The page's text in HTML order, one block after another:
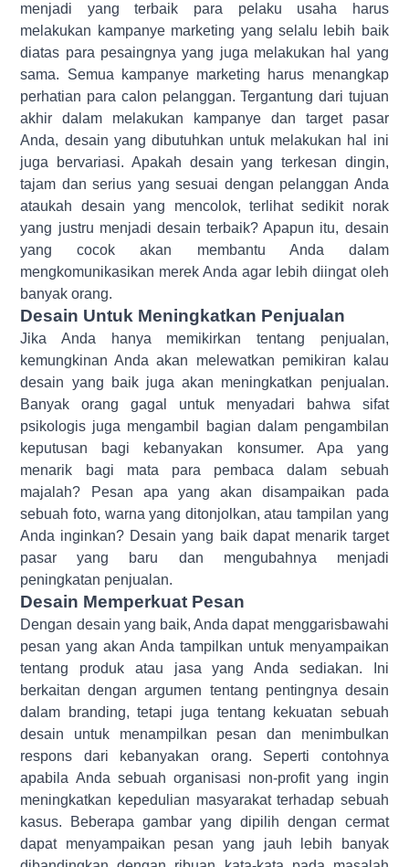
menjadi yang terbaik para pelaku usaha harus
melakukan kampanye marketing yang selalu lebih baik
diatas para pesaingnya yang juga melakukan hal yang
sama. Semua kampanye marketing harus menangkap
perhatian para calon pelanggan. Tergantung dari tujuan
akhir dalam melakukan kampanye dan target pasar
Anda, desain yang dibutuhkan untuk melakukan hal ini
juga bervariasi. Apakah desain yang terkesan dingin,
tajam dan serius yang sesuai dengan pelanggan Anda
ataukah desain yang mencolok, terlihat sedikit norak
yang justru menjadi desain terbaik? Apapun itu, desain
yang cocok akan membantu Anda dalam
mengkomunikasikan merek Anda agar lebih diingat oleh
banyak orang.
Desain Untuk Meningkatkan Penjualan
Jika Anda hanya memikirkan tentang penjualan,
kemungkinan Anda akan melewatkan pemikiran kalau
desain yang baik juga akan meningkatkan penjualan.
Banyak orang gagal untuk menyadari bahwa sifat
psikologis juga mengambil bagian dalam pengambilan
keputusan bagi kebanyakan konsumer. Apa yang
menarik bagi mata para pembaca dalam sebuah
majalah? Pesan apa yang akan disampaikan pada
sebuah foto, warna yang ditonjolkan, atau tampilan yang
Anda inginkan? Desain yang baik dapat menarik target
pasar yang baru dan mengubahnya menjadi
peningkatan penjualan.
Desain Memperkuat Pesan
Dengan desain yang baik, Anda dapat menggarisbawahi
pesan yang akan Anda tampilkan untuk menyampaikan
tentang produk atau jasa yang Anda sediakan. Ini
berkaitan dengan argumen tentang pentingnya desain
dalam branding, tetapi juga tentang kekuatan sebuah
desain untuk menampilkan pesan dan menimbulkan
respons dari kebanyakan orang. Seperti contohnya
apabila Anda sebuah organisasi non-profit yang ingin
meningkatkan kepedulian masyarakat terhadap sebuah
kasus. Beberapa gambar yang dipilih dengan cermat
dapat menyampaikan pesan yang jauh lebih banyak